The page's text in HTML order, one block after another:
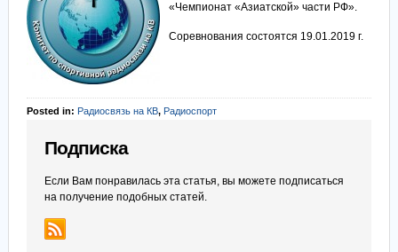
«Чемпионат «Азиатской» части РФ».
Соревнования состоятся 19.01.2019 г.
Posted in: Радиосвязь на КВ, Радиоспорт
Подписка
Если Вам понравилась эта статья, вы можете подписаться
на получение подобных статей.